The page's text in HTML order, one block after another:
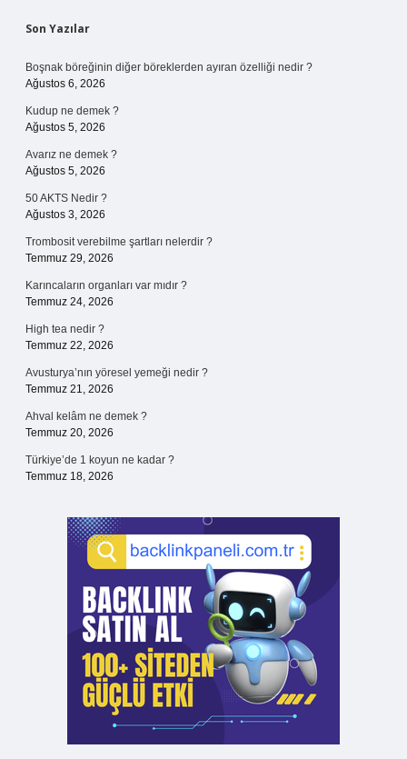
Sidebar
Son Yazılar
Boşnak böreğinin diğer böreklerden ayıran özelliği nedir ?
Ağustos 6, 2026
Kudup ne demek ?
Ağustos 5, 2026
Avarız ne demek ?
Ağustos 5, 2026
50 AKTS Nedir ?
Ağustos 3, 2026
Trombosit verebilme şartları nelerdir ?
Temmuz 29, 2026
Karıncaların organları var mıdır ?
Temmuz 24, 2026
High tea nedir ?
Temmuz 22, 2026
Avusturya’nın yöresel yemeği nedir ?
Temmuz 21, 2026
Ahval kelâm ne demek ?
Temmuz 20, 2026
Türkiye’de 1 koyun ne kadar ?
Temmuz 18, 2026